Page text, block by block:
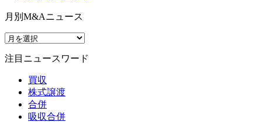
月別M&Aニュース
注目ニュースワード
買収
株式譲渡
合併
吸収合併